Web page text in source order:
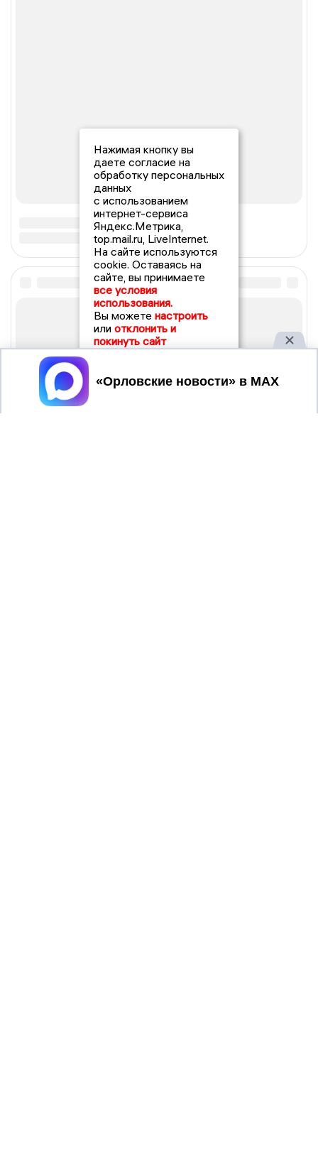
Нажимая кнопку вы
даете согласие на
обработку персональных
данных
с использованием
интернет-сервиса
Яндекс.Метрика,
top.mail.ru, LiveInternet.
На сайте используются
cookie. Оставаясь на
сайте, вы принимаете
все условия
использования.
Вы можете настроить
или отклонить и
покинуть сайт
Принять